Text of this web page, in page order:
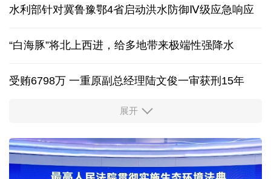
水利部针对冀鲁豫鄂4省启动洪水防御Ⅳ级应急响应
“白海豚”将北上西进，给多地带来极端性强降水
受贿6798万 一重原副总经理陆文俊一审获刑15年
从中国空调热销欧洲，看中国制造惠及全球
二季度中国清洁能源建设景气指数处于较景气区间
展开